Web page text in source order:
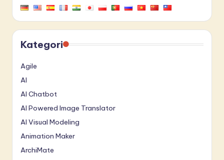
Kategori
Agile
AI
AI Chatbot
AI Powered Image Translator
AI Visual Modeling
Animation Maker
ArchiMate